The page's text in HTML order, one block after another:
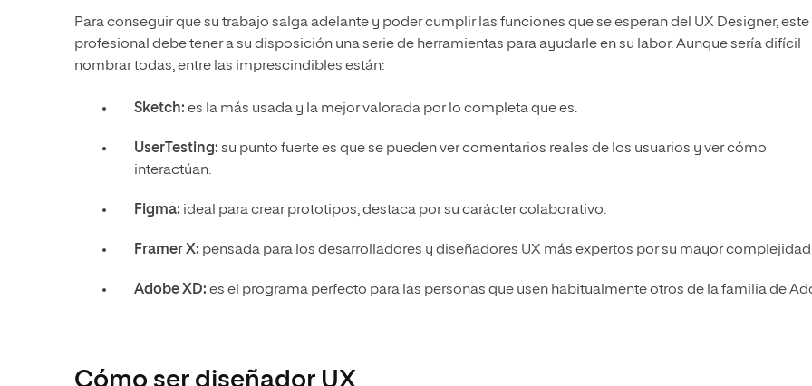
Para conseguir que su trabajo salga adelante y poder cumplir las funciones que se esperan del UX Designer, este
profesional debe tener a su disposición una serie de herramientas para ayudarle en su labor. Aunque sería difícil
nombrar todas, entre las imprescindibles están:
Sketch: es la más usada y la mejor valorada por lo completa que es.
UserTesting: su punto fuerte es que se pueden ver comentarios reales de los usuarios y ver cómo
interactúan.
Figma: ideal para crear prototipos, destaca por su carácter colaborativo.
Framer X: pensada para los desarrolladores y diseñadores UX más expertos por su mayor
Adobe XD: es el programa perfecto para las personas que usen habitualmente otros de la familia de
Cómo ser diseñador UX